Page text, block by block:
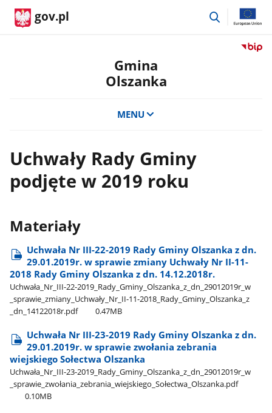
gov.pl
przejdź
Przejdź
Gmina
Olszanka
MENU
Uchwały Rady Gminy
podjęte w 2019 roku
Materiały
Uchwała Nr III-22-2019 Rady Gminy Olszanka z dn.
29.01.2019r. w sprawie zmiany Uchwały Nr II-11-
2018 Rady Gminy Olszanka z dn. 14.12.2018r.
Uchwała​_Nr​_III-22-2019​_Rady​_Gminy​_Olszanka​_z​_dn​_29012019r​_w​
_sprawie​_zmiany​_Uchwały​_Nr​_II-11-2018​_Rady​_Gminy​_Olszanka​_z​
_dn​_14122018r.pdf
0.47MB
Uchwała Nr III-23-2019 Rady Gminy Olszanka z dn.
29.01.2019r. w sprawie zwołania zebrania
wiejskiego Sołectwa Olszanka
Uchwała​_Nr​_III-23-2019​_Rady​_Gminy​_Olszanka​_z​_dn​_29012019r​_w​
_sprawie​_zwołania​_zebrania​_wiejskiego​_Sołectwa​_Olszanka.pdf
0.10MB